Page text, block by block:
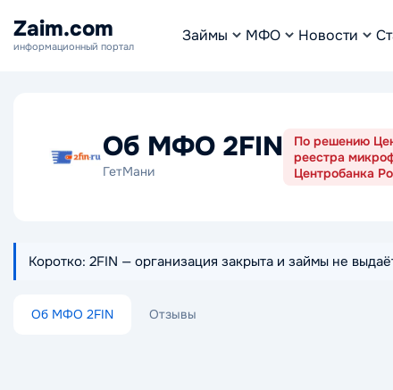
Zaim.com
информационный портал
Займы МФО Новости
Об МФО 2FIN
ГетМани
По решению
реестра
Центробанка
Коротко: 2FIN — организация закрыта и займы не
Об МФО 2FIN Отзывы